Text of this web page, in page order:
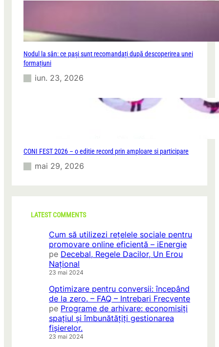
Nodul la sân: ce pași sunt recomandați după descoperirea unei
formațiuni
iun. 23, 2026
CONI FEST 2026 – o editie record prin amploare si participare
mai 29, 2026
LATEST COMMENTS
Cum să utilizezi rețelele sociale pentru
promovare online eficientă – iEnergie
pe Decebal, Regele Dacilor, Un Erou
Național
23 mai 2024
Optimizare pentru conversii: începând
de la zero. – FAQ – Intrebari Frecvente
pe Programe de arhivare: economisiți
spațiul și îmbunătățiți gestionarea
fișierelor.
23 mai 2024